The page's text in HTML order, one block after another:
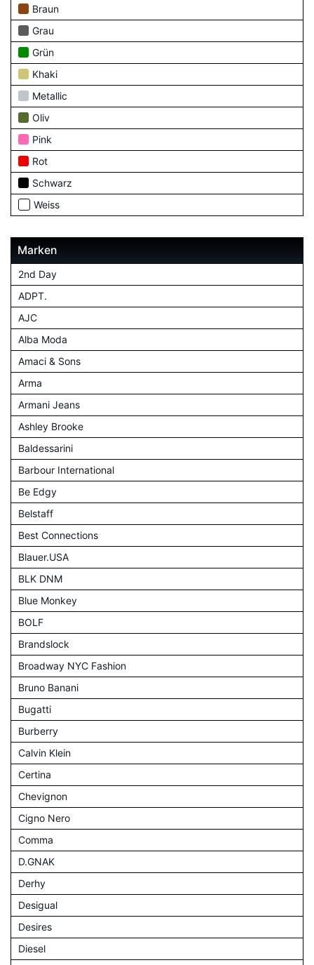
Braun
Grau
Grün
Khaki
Metallic
Oliv
Pink
Rot
Schwarz
Weiss
Marken
2nd Day
ADPT.
AJC
Alba Moda
Amaci & Sons
Arma
Armani Jeans
Ashley Brooke
Baldessarini
Barbour International
Be Edgy
Belstaff
Best Connections
Blauer.USA
BLK DNM
Blue Monkey
BOLF
Brandslock
Broadway NYC Fashion
Bruno Banani
Bugatti
Burberry
Calvin Klein
Certina
Chevignon
Cigno Nero
Comma
D.GNAK
Derhy
Desigual
Desires
Diesel